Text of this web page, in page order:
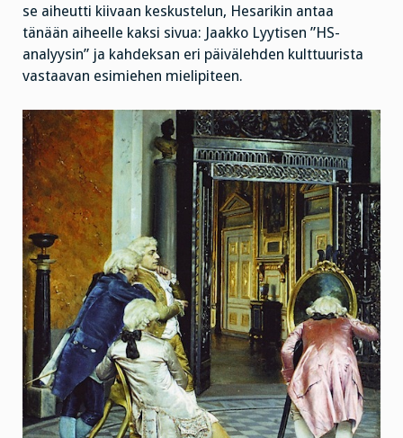
se aiheutti kiivaan keskustelun, Hesarikin antaa
tänään aiheelle kaksi sivua: Jaakko Lyytisen ”HS-
analyysin” ja kahdeksan eri päivälehden kulttuurista
vastaavan esimiehen mielipiteen.